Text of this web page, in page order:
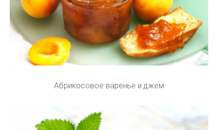
Абрикосовое варенье и джем